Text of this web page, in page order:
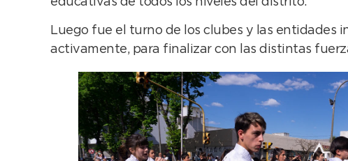
Luego fue el turno de los clubes y las entidades
activamente, para finalizar con las distintas